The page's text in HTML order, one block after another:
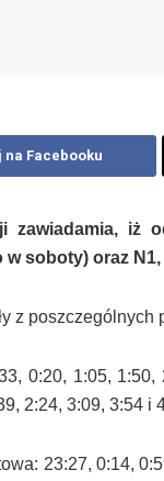
na Facebooku
zawiadamia, iż
soboty) oraz
z
0:20, 1:05,
2:24, 3:09, 3:54 i
23:27, 0:14,